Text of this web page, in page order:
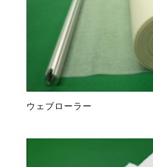
ウェブローラー